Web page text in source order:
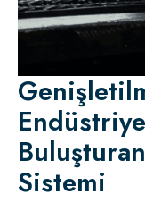
Sistemi